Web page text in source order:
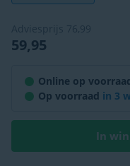
Adviesprijs 76,99
59,95
Op voorraad in 3
In